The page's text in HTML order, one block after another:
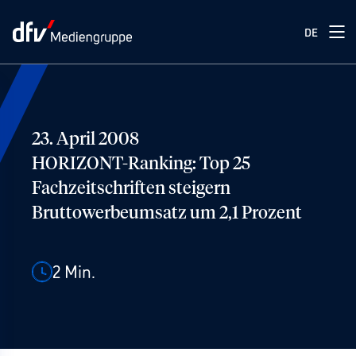
DE
23. April 2008
HORIZONT-Ranking: Top 25
Fachzeitschriften steigern
Bruttowerbeumsatz um 2,1 Prozent
2 Min.